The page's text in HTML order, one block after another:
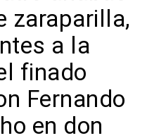
zaraparilla,
a la
finado
Fernando
en don